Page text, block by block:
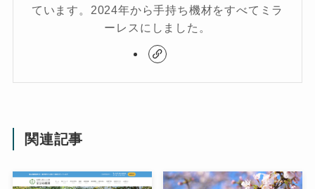
ています。2024年から手持ち機材をすべてミラ
ーレスにしました。
関連記事